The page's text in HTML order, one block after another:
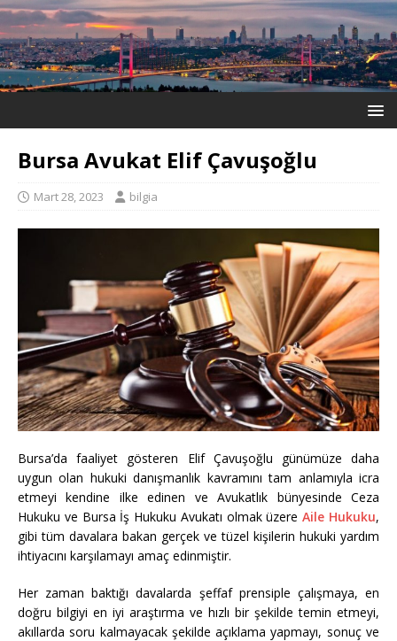
Bursa Avukat Elif Çavuşoğlu
Mart 28, 2023 bilgia
Bursa’da faaliyet gösteren Elif Çavuşoğlu günümüze daha
uygun olan hukuki danışmanlık kavramını tam anlamıyla icra
etmeyi kendine ilke edinen ve Avukatlık bünyesinde Ceza
Hukuku ve Bursa İş Hukuku Avukatı olmak üzereAile Hukuku,
gibi tüm davalara bakan gerçek ve tüzel kişilerin hukuki yardım
ihtiyacını karşılamayı amaç edinmiştir.
Her zaman baktığı davalarda şeffaf prensiple çalışmaya, en
doğru bilgiyi en iyi araştırma ve hızlı bir şekilde temin etmeyi,
akıllarda soru kalmayacak şekilde açıklama yapmayı, sonuç ve